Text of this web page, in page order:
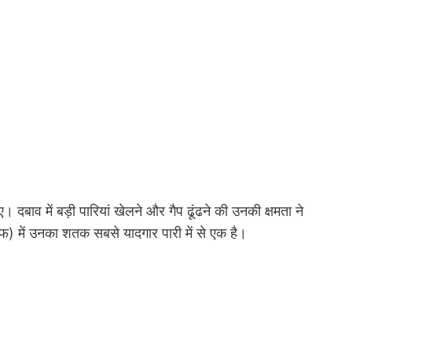
में बड़ी पारियां खेलने और गैप ढूंढने की उनकी क्षमता ने
में उनका शतक सबसे यादगार पारी में से एक है।